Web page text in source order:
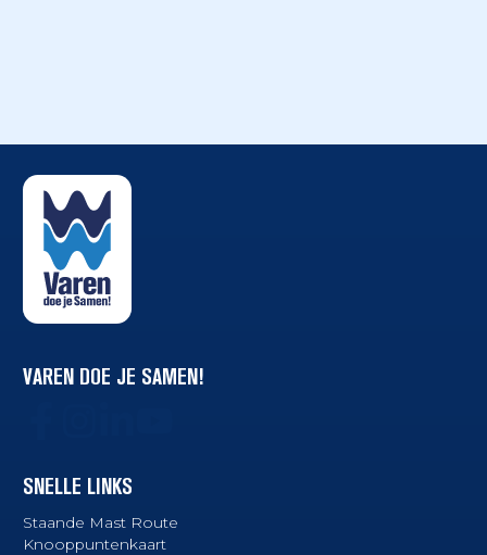
VAREN DOE JE SAMEN!
SNELLE LINKS
Staande Mast Route
Knooppuntenkaart